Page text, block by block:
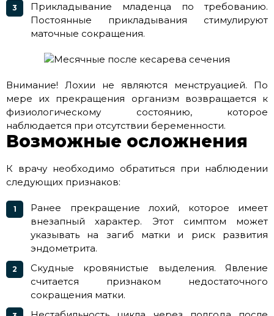
Прикладывание младенца по требованию.
Постоянные прикладывания стимулируют
маточные сокращения.
Внимание! Лохии не являются менструацией. По
мере их прекращения организм возвращается к
физиологическому состоянию, которое
наблюдается при отсутствии беременности.
Возможные осложнения
К врачу необходимо обратиться при наблюдении
следующих признаков:
Ранее прекращение лохий, которое имеет
внезапный характер. Этот симптом может
указывать на загиб матки и риск развития
эндометрита.
Скудные кровянистые выделения. Явление
считается признаком недостаточного
сокращения матки.